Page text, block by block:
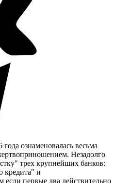
ознаменовалась весьма
Незадолго
трех крупнейших банков:
кредита" и
если первые два действительно